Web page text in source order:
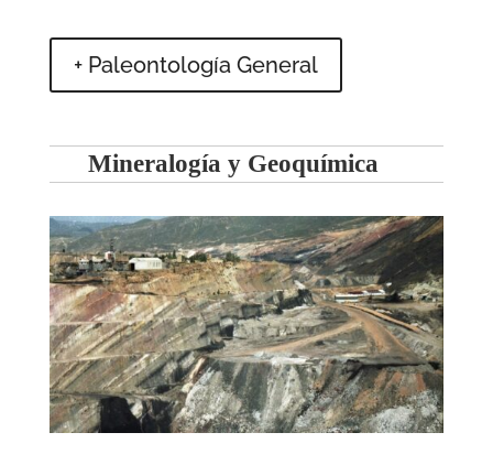
+ Paleontología General
Mineralogía y Geoquímica